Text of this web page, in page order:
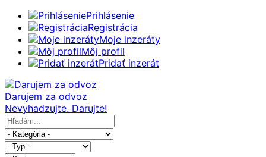
Prihlásenie
Registrácia
Moje inzeráty
Môj profil
Pridať inzerát
Darujem za odvoz
Nevyhadzujte. Darujte!